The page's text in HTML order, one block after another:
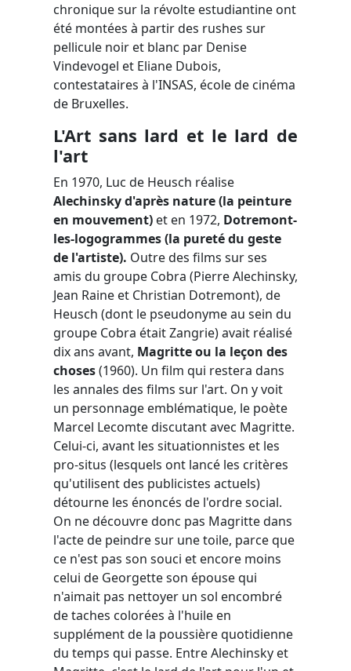
chronique sur la révolte estudiantine ont
été montées à partir des rushes sur
pellicule noir et blanc par Denise
Vindevogel et Eliane Dubois,
contestataires à l'INSAS, école de cinéma
de Bruxelles.
L'Art sans lard et le lard de
l'art
En 1970, Luc de Heusch réalise
Alechinsky d'après nature(la peinture
en mouvement) et en 1972, Dotremont-
les-logogrammes (la pureté du geste
de l'artiste). Outre des films sur ses
amis du groupe Cobra (Pierre Alechinsky,
Jean Raine et Christian Dotremont), de
Heusch (dont le pseudonyme au sein du
groupe Cobra était Zangrie) avait réalisé
dix ans avant, Magritte ou la leçon des
choses(1960). Un film qui restera dans
les annales des films sur l'art. On y voit
un personnage emblématique, le poète
Marcel Lecomte discutant avec Magritte.
Celui-ci, avant les situationnistes et les
pro-situs (lesquels ont lancé les critères
qu'utilisent des publicistes actuels)
détourne les énoncés de l'ordre social.
On ne découvre donc pas Magritte dans
l'acte de peindre sur une toile, parce que
ce n'est pas son souci et encore moins
celui de Georgette son épouse qui
n'aimait pas nettoyer un sol encombré
de taches colorées à l'huile en
supplément de la poussière quotidienne
du temps qui passe. Entre Alechinsky et